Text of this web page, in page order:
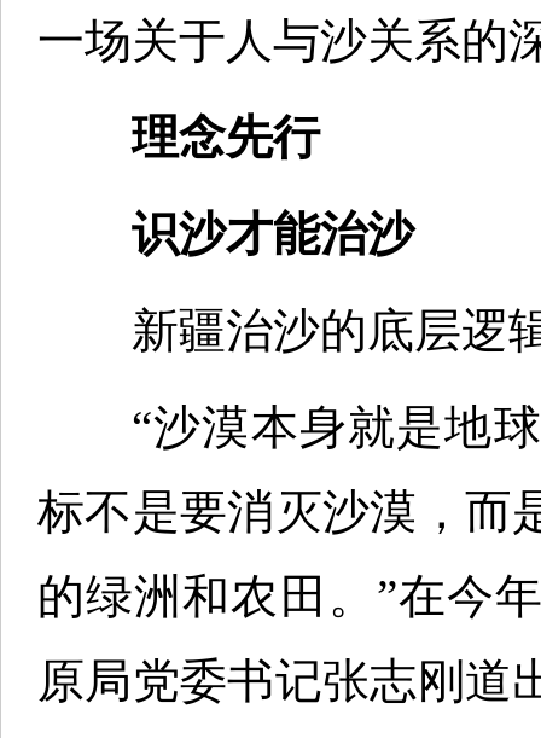
一场关于人与沙关系的
理念先行
识沙才能治沙
新疆治沙的底层逻辑
“沙漠本身就是地球
标不是要消灭沙漠，而
的绿洲和农田。”在今
原局党委书记张志刚道